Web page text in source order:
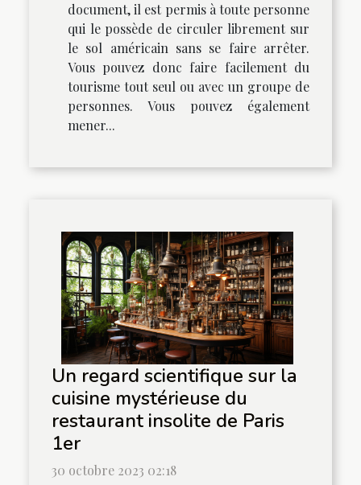
document, il est permis à toute personne
qui le possède de circuler librement sur
le sol américain sans se faire arrêter.
Vous pouvez donc faire facilement du
tourisme tout seul ou avec un groupe de
personnes. Vous pouvez également
mener...
Un regard scientifique sur la
cuisine mystérieuse du
restaurant insolite de Paris
1er
30 octobre 2023 02:18